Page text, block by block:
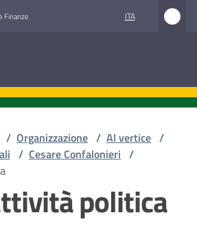
Finanze ITA
/ Organizzazione / Al vertice /
/ Cesare Confalonieri /
politica